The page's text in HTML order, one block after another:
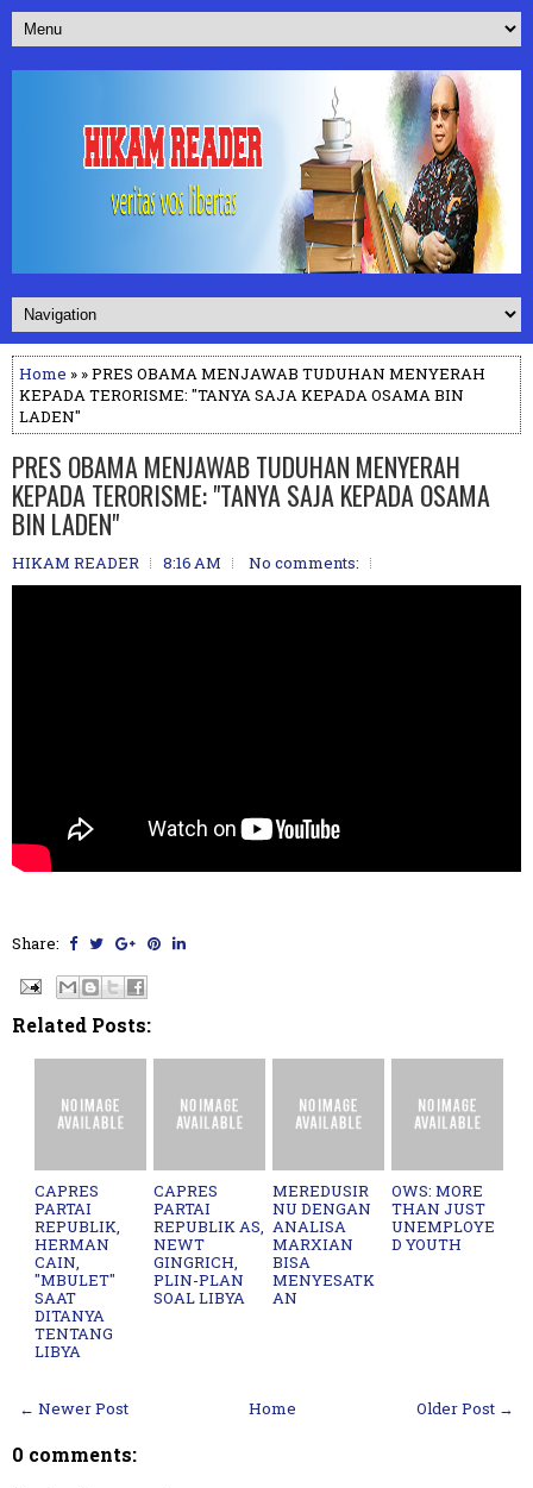
Home » » PRES OBAMA MENJAWAB TUDUHAN MENYERAH
KEPADA TERORISME: "TANYA SAJA KEPADA OSAMA BIN
LADEN"
PRES OBAMA MENJAWAB TUDUHAN MENYERAH
KEPADA TERORISME: "TANYA SAJA KEPADA OSAMA
BIN LADEN"
HIKAM READER 8:16 AM No comments:
Share:
Related Posts:
CAPRES
PARTAI
REPUBLIK,
HERMAN
CAIN,
"MBULET"
SAAT
DITANYA
TENTANG
LIBYA
CAPRES
PARTAI
REPUBLIK AS,
NEWT
GINGRICH,
PLIN-PLAN
SOAL LIBYA
MEREDUSIR
NU DENGAN
ANALISA
MARXIAN
BISA
MENYESATK
AN
OWS: MORE
THAN JUST
UNEMPLOYE
D YOUTH
← Newer Post Older Post →
Home
0 comments: